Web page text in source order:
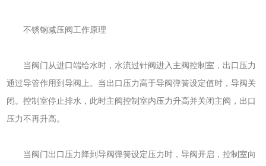
不锈钢减压阀工作原理
当阀门从进口端给水时，水流过针阀进入主阀控制室，出口压力
通过导管作用到导阀上。当出口压力高于导阀弹簧设定值时，导阀关
闭。控制室停止排水，此时主阀控制室内压力升高并关闭主阀，出口
压力不再升高。
当阀门出口压力降到导阀弹簧设定压力时，导阀开启，控制室向